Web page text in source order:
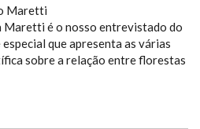
E BEM-
- GEÓLOGO
é o nosso entrevistado do
que apresenta as várias
sobre a relação entre florestas